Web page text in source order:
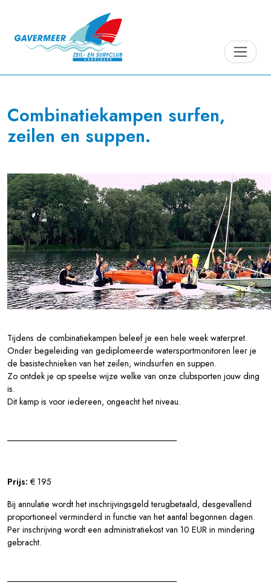
Combinatiekampen surfen,
zeilen en suppen.
Tijdens de combinatiekampen beleef je een hele week waterpret.
Onder begeleiding van gediplomeerde watersportmonitoren leer je
de basistechnieken van het zeilen, windsurfen en suppen.
Zo ontdek je op speelse wijze welke van onze clubsporten jouw ding
is.
Dit kamp is voor iedereen, ongeacht het niveau.
Prijs: € 195
Bij annulatie wordt het inschrijvingsgeld terugbetaald, desgevallend
proportioneel verminderd in functie van het aantal begonnen dagen.
Per inschrijving wordt een administratiekost van 10 EUR in mindering
gebracht.